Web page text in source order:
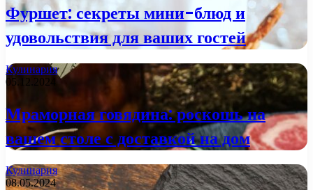
Фуршет: секреты мини-блюд и
удовольствия для ваших гостей
Кулинария
05.12.2024
Мраморная говядина: роскошь на
вашем столе с доставкой на дом
Кулинария
08.05.2024